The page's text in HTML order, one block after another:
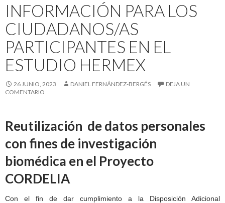
INFORMACIÓN PARA LOS
CIUDADANOS/AS
PARTICIPANTES EN EL
ESTUDIO HERMEX
26 JUNIO, 2023 DANIEL FERNÁNDEZ-BERGÉS
DEJA UN
COMENTARIO
Reutilización de datos personales
con fines de investigación
biomédica en el Proyecto
CORDELIA
Con el fin de dar cumplimiento a la Disposición Adicional